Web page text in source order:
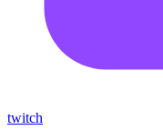
twitch